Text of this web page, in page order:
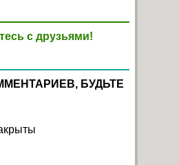
с друзьями!
БУДЬТЕ